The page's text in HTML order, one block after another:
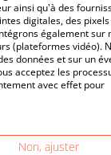
ainsi qu'à des
digitales, des
également sur
(plateformes vidéo).
données et sur un
acceptez les
avec effet pour
Non, ajuster